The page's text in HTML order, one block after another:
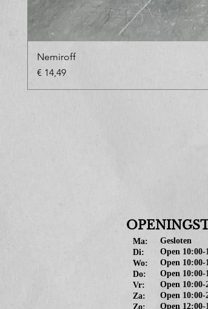
Nemiroff
Prijs
€ 14,49
Ma:
Di:
Wo:
Do:
Vr:
Za:
Zo:
Gesloten
Open 10:00-
Open 10:00-
Open 10:00-
Open 10:00-
Open 10:00-
Open 12:00-